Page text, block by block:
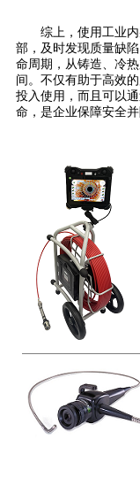
综上，使用工业
部，及时发现质量缺
命周期，从铸造、冷
间。不仅有助于高效
投入使用，而且可以
命，是企业保障安全